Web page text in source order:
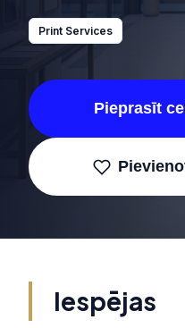
Print Services
Pieprasīt
Iespējas